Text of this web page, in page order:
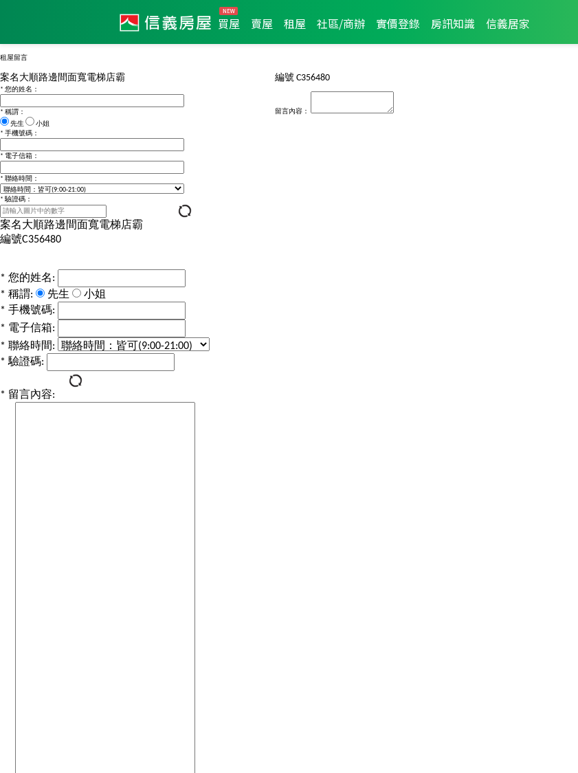
買屋 賣屋 租屋 社區/商辦 實價登錄 房訊知識 信義居家
租屋留言
案名 大順路邊間面寬電梯店霸 編號 C356480
* 您的姓名：
* 稱謂：
先生
小姐
* 手機號碼：
* 電子信箱：
* 聯絡時間：
* 驗證碼：
留言內容：
案名大順路邊間面寬電梯店霸
編號C356480
* 您的姓名:
* 稱謂: 先生
小姐
* 手機號碼:
* 電子信箱:
* 聯絡時間:
* 驗證碼:
* 留言內容: